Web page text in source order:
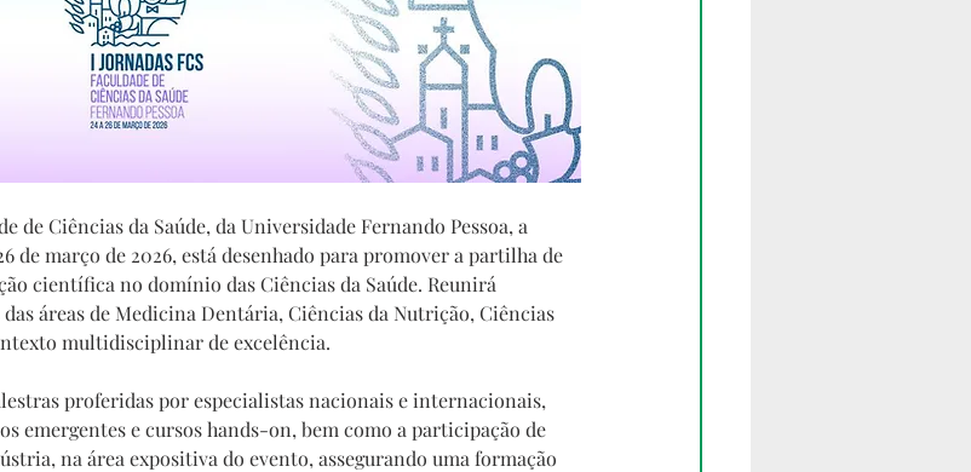
de Ciências da Saúde, da Universidade Fernando Pessoa, a
de março de 2026, está desenhado para promover a partilha de
científica no domínio das Ciências da Saúde. Reunirá
áreas de Medicina Dentária, Ciências da Nutrição, Ciências
multidisciplinar de excelência.
proferidas por especialistas nacionais e internacionais,
emergentes e cursos hands-on, bem como a participação de
na área expositiva do evento, assegurando uma formação